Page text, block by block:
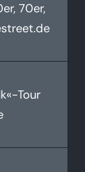
70er,
Tour